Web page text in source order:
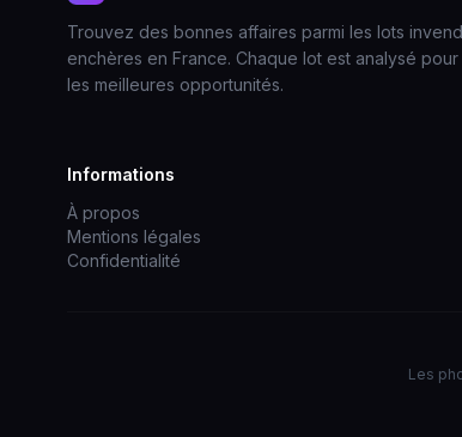
Trouvez des bonnes affaires parmi les lots
enchères en France. Chaque lot est analysé
les meilleures opportunités.
Informations
À propos
Mentions légales
Confidentialité
Les